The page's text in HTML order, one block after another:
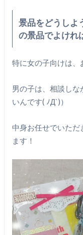
景品をどうしよ
の景品でよけれ
特に女の子向けは
男の子は、相談し
いんです( ﾉД`)）
中身お任せでいただ
ます！